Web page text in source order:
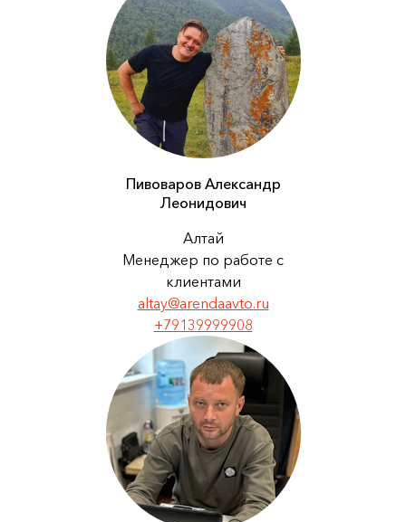
Пивоваров Александр
Леонидович
Алтай
Менеджер по работе с
клиентами
altay@arendaavto.ru
+79139999908